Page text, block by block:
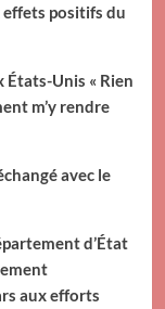
effets positifs du
États-Unis « Rien
m’y rendre
avec le
d’État
aux efforts